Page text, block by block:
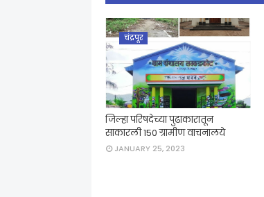
चंद्रपूर
जिल्हा परिषदेच्या पुढाकारातून
साकारली 150 ग्रामीण वाचनालये
JANUARY 25, 2023